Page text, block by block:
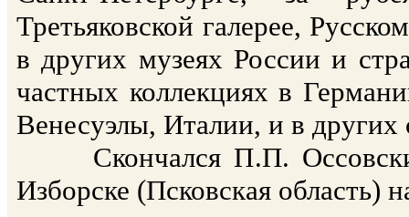
Третьяковской галерее,
в других музеях России и
частных коллекциях в
Венесуэлы, Италии, и в других
Скончался П.П. Оссовский
Изборске (Псковская область)